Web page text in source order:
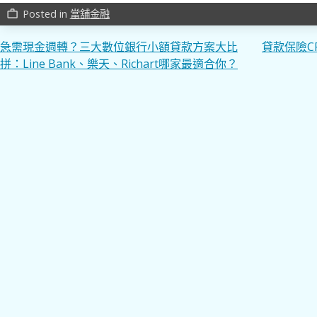
work_outline Posted in 當舖金融
文
章
急需現金週轉？三大數位銀行小額貸款方案大比
拼：Line Bank、樂天、Richart哪家最適合你？
貸款保險